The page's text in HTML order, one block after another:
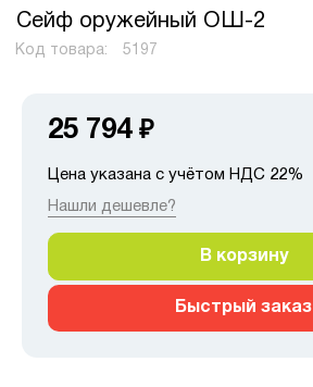
Сейф оружейный ОШ-2
Код товара: 5197
25 794 ₽
Цена указана с учётом НДС 22%
Нашли дешевле?
В корзину
Быстрый заказ